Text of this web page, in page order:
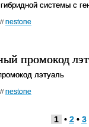
системы с
nestone
промокод
лэтуаль
nestone
1 • 2• 3